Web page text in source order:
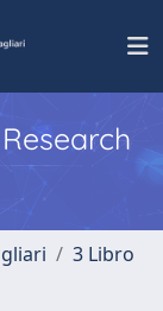
3 Libro